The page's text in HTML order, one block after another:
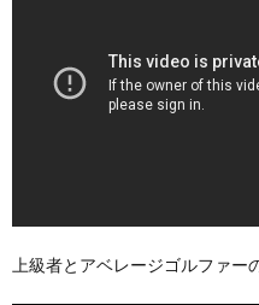
上級者とアベレージゴルファ